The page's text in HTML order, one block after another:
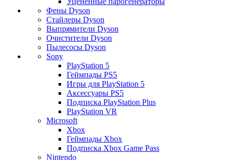
Фены Dyson
Стайлеры Dyson
Выпрямители Dyson
Очистители Dyson
Пылесосы Dyson
Sony
PlayStation 5
Геймпады PS5
Игры для PlayStation 5
Аксессуары PS5
Подписка PlayStation Plus
PlayStation VR
Microsoft
Xbox
Геймпады Xbox
Подписка Xbox Game Pass
Nintendo